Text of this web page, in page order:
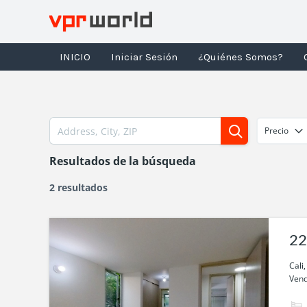
INICIO Iniciar Sesión ¿Quiénes Somos?
Precio
Resultados de la búsqueda
2 resultados